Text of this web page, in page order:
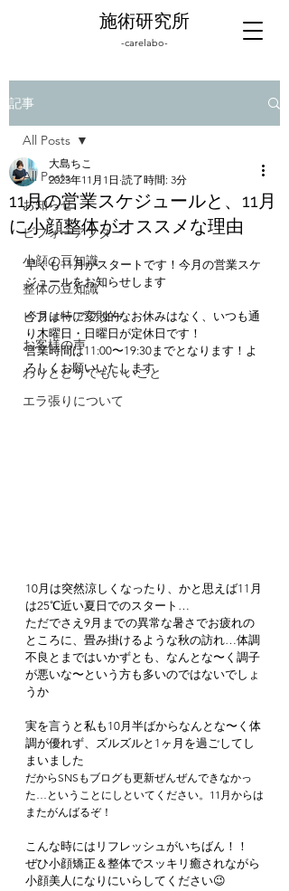
施術研究所
-carelabo-
記事
All Posts
お知らせ
ビフォーアフター
小顔の豆知識
整体の豆知識
ビフォーアフター
お客様の声
わりとどうでもいいこと
エラ張りについて
All Posts
11月の営業スケジュールと、11月
に小顔整体がオススメな理由
大島ちこ
2023年11月1日 読了時間: 3分
早くも11月がスタートです！今月の営業スケ
ジュールをお知らせします
今月は特に変則的なお休みはなく、いつも通
り木曜日・日曜日が定休日です！
営業時間は11:00〜19:30までとなります！よ
ろしくお願いいたします
10月は突然涼しくなったり、かと思えば11月
は25℃近い夏日でのスタート…
ただでさえ9月までの異常な暑さでお疲れの
ところに、畳み掛けるような秋の訪れ…体調
不良とまではいかずとも、なんとな〜く調子
が悪いな〜という方も多いのではないでしょ
うか
実を言うと私も10月半ばからなんとな〜く体
調が優れず、ズルズルと1ヶ月を過ごしてし
まいました
だからSNSもブログも更新ぜんぜんできなかっ
た…ということにしといてください。11月からは
またがんばるぞ！
こんな時にはリフレッシュがいちばん！！
ぜひ小顔矯正＆整体でスッキリ癒されながら
小顔美人になりにいらしてください😉